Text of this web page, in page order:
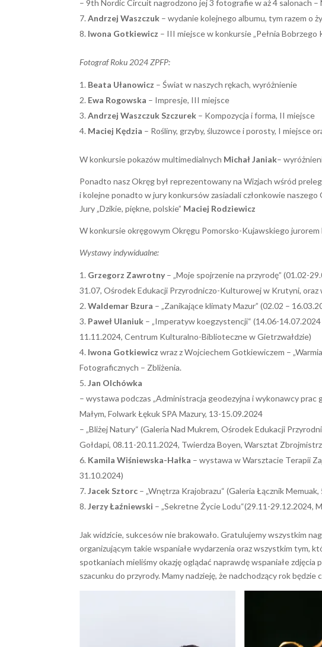
– 9th Nordic Circuit nagrodzono jej 3 fotografie w aż 4 salonach –
Andrzej Waszczuk – wydanie kolejnego albumu, tym razem o
Iwona Gotkiewicz – III miejsce w konkursie „Pełnia Bobrzego
Fotograf Roku 2024 ZPFP:
Beata Ułanowicz – Świat w naszych rękach, wyróżnienie
Ewa Rogowska – Impresje, III miejsce
Andrzej Waszczuk Szczurek – Kompozycja i forma, II miejsce
Maciej Kędzia – Rośliny, grzyby, śluzowce i porosty, I miejsce
W konkursie pokazów multimedialnych Michał Janiak–
Ponadto nasz Okręg był reprezentowany na Wizjach wśród
i kolejne ponadto w jury konkursów zasiadali członkowie
Jury „Dzikie, piękne, polskie” Maciej Rodziewicz
W konkursie okręgowym Okręgu Pomorsko-Kujawskiego jurorem
Wystawy indywidualne:
Grzegorz Zawrotny– „Moje spojrzenie na przyrodę” (01.02-
31.07, Ośrodek Edukacji Przyrodniczo-Kulturowej w Krutyni,
Waldemar Bzura – „Zanikające klimaty Mazur” (02.02 –
Paweł Ulaniuk – „Imperatyw koegzystencji“ (14.06-
11.11.2024, Centrum Kulturalno-Biblioteczne w Gietrzwałdzie)
Iwona Gotkiewicz wraz z Wojciechem Gotkiewiczem –
Fotograficznych – Zbliżenia.
Jan Olchówka
– wystawa podczas „Administracja geodezyjna i wykonawcy prac
Małym, Folwark Łękuk SPA Mazury, 13-15.09.2024
– „Bliżej Natury“ (Galeria Nad Mukrem, Ośrodek Edukacji
Gołdapi, 08.11-20.11.2024, Twierdza Boyen, Warsztat
Kamila Wiśniewska-Hałka – wystawa w Warsztacie Terapii
31.10.2024)
Jacek Sztorc – „Wnętrza Krajobrazu“ (Galeria Łącznik
Jerzy Łaźniewski – „Sekretne Życie Lodu“(29.11-29.12.2024,
Jak widzicie, sukcesów nie brakowało. Gratulujemy wszystkim
organizującym takie wspaniałe wydarzenia oraz wszystkim tym,
spotkaniach mieliśmy okazję oglądać naprawdę wspaniałe
szacunku do przyrody. Mamy nadzieję, że nadchodzący rok